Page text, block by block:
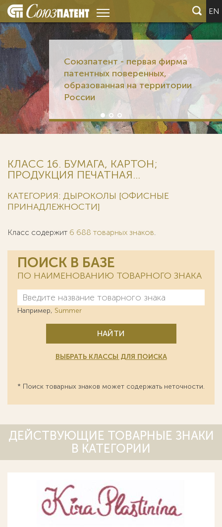
EN
Союзпатент - первая фирма
патентных поверенных,
образованная на территории
России
КЛАСС 16. БУМАГА, КАРТОН;
ПРОДУКЦИЯ ПЕЧАТНАЯ...
КАТЕГОРИЯ: ДЫРОКОЛЫ [ОФИСНЫЕ
ПРИНАДЛЕЖНОСТИ]
Класс содержит 6 688 товарных знаков.
ПОИСК В БАЗЕ
ПО НАИМЕНОВАНИЮ ТОВАРНОГО ЗНАКА
Например, Summer
НАЙТИ
ВЫБРАТЬ КЛАССЫ ДЛЯ ПОИСКА
* Поиск товарных знаков может содержать неточности.
ДЕЙСТВУЮЩИЕ ТОВАРНЫЕ ЗНАКИ
В КАТЕГОРИИ